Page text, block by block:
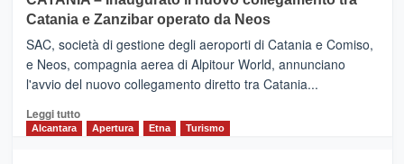
Catania e Zanzibar operato da Neos
SAC, società di gestione degli aeroporti di Catania e Comiso,
e Neos, compagnia aerea di Alpitour World, annunciano
l'avvio del nuovo collegamento diretto tra Catania...
Leggi tuttoLeggi
Alcantara Apertura Etna Turismo